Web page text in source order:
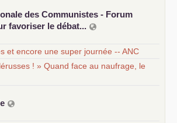
des Communistes - Forum
favoriser le débat...
et encore une super journée -- ANC
! » Quand face au naufrage, le